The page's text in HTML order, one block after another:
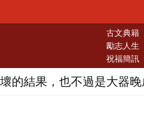
古文典籍
勵志人生
祝福簡訊
的結果，也不過是大器晚